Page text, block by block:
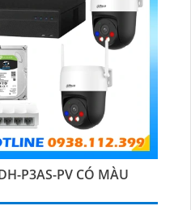
P3AS-PV CÓ MÀU